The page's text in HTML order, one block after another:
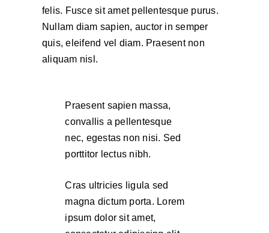
felis. Fusce sit amet pellentesque purus.
Nullam diam sapien, auctor in semper
quis, eleifend vel diam. Praesent non
aliquam nisl.
Praesent sapien massa,
convallis a pellentesque
nec, egestas non nisi. Sed
porttitor lectus nibh.
Cras ultricies ligula sed
magna dictum porta. Lorem
ipsum dolor sit amet,